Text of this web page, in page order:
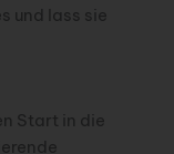
und lass sie
Start in die